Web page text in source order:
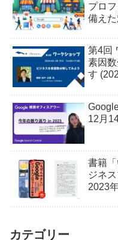
プロ
備え
第4回
素因
す
12月
書籍
ジネ
2023
カテゴリー